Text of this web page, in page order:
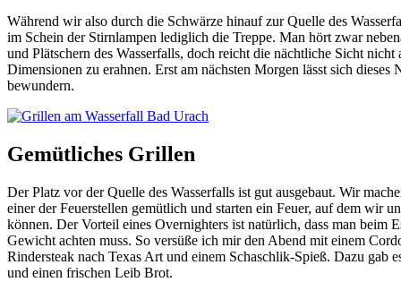
Während wir also durch die Schwärze hinauf zur Quelle des
im Schein der Stirnlampen lediglich die Treppe. Man hört zwar
und Plätschern des Wasserfalls, doch reicht die nächtliche Sicht nicht
Dimensionen zu erahnen. Erst am nächsten Morgen lässt sich dieses
bewundern.
Gemütliches Grillen
Der Platz vor der Quelle des Wasserfalls ist gut ausgebaut. Wir
einer der Feuerstellen gemütlich und starten ein Feuer, auf dem wir
können. Der Vorteil eines Overnighters ist natürlich, dass man beim
Gewicht achten muss. So versüße ich mir den Abend mit einem
Rindersteak nach Texas Art und einem Schaschlik-Spieß. Dazu gab
und einen frischen Leib Brot.